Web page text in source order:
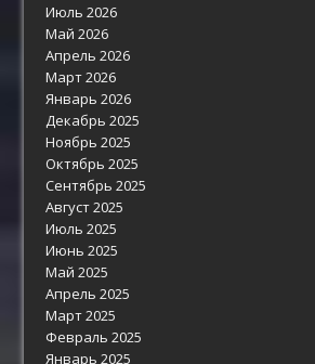
Июль 2026
Май 2026
Апрель 2026
Март 2026
Январь 2026
Декабрь 2025
Ноябрь 2025
Октябрь 2025
Сентябрь 2025
Август 2025
Июль 2025
Июнь 2025
Май 2025
Апрель 2025
Март 2025
Февраль 2025
Январь 2025